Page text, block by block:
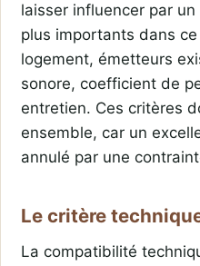
laisser influencer par
plus importants dans
logement, émetteurs
sonore, coefficient de
entretien. Ces critères
ensemble, car un
annulé par une
Le critère
La compatibilité